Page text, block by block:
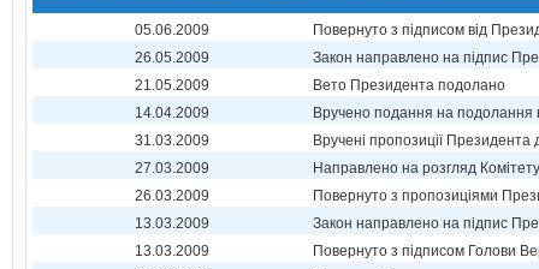
05.06.2009
Повернуто з підписом від
26.05.2009
Закон направлено на підпис
21.05.2009
Вето Президента подолано
14.04.2009
Вручено подання на подолання
31.03.2009
Вручені пропозиції Президента
27.03.2009
Направлено на розгляд Комітету
26.03.2009
Повернуто з пропозиціями
13.03.2009
Закон направлено на підпис
13.03.2009
Повернуто з підписом Голови